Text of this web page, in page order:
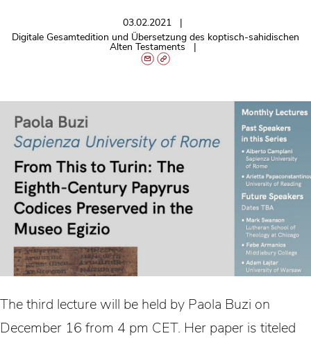
03.02.2021
Digitale Gesamtedition und Übersetzung des koptisch-sahidischen
Alten Testaments
The third lecture will be held by Paola Buzi on
December 16 from 4 pm CET. Her paper is titeled